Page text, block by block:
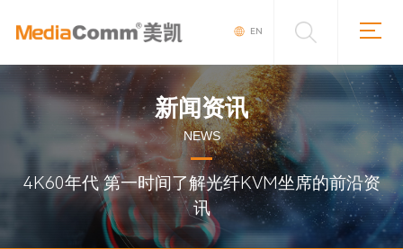
EN
新闻资讯
NEWS
4K60年代 第一时间了解光纤KVM坐席的前沿资
讯